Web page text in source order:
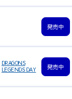
発売中
DRAGONS
LEGENDS DAY
発売中